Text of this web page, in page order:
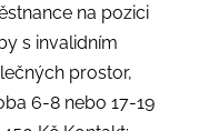
na pozici
s invalidním
prostor,
6-8 nebo 17-19